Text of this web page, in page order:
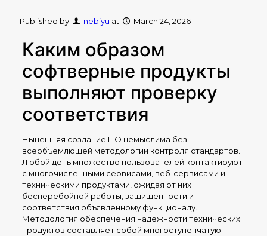
Published by nebiyu at March 24, 2026
Каким образом
софтверные продукты
выполняют проверку
соответствия
Нынешняя создание ПО немыслима без
всеобъемлющей методологии контроля стандартов.
Любой день множество пользователей контактируют
с многочисленными сервисами, веб-сервисами и
техническими продуктами, ожидая от них
бесперебойной работы, защищенности и
соответствия объявленному функционалу.
Методология обеспечения надежности технических
продуктов составляет собой многоступенчатую